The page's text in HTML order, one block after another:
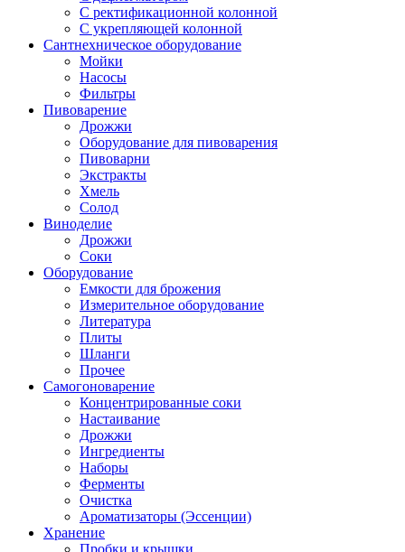
С ректификационной колонной
С укрепляющей колонной
Сантнехническое оборудование
Мойки
Насосы
Фильтры
Пивоварение
Дрожжи
Оборудование для пивоварения
Пивоварни
Экстракты
Хмель
Солод
Виноделие
Дрожжи
Соки
Оборудование
Емкости для брожения
Измерительное оборудование
Литература
Плиты
Шланги
Прочее
Самогоноварение
Концентрированные соки
Настаивание
Дрожжи
Ингредиенты
Наборы
Ферменты
Очистка
Ароматизаторы (Эссенции)
Хранение
Пробки и крышки